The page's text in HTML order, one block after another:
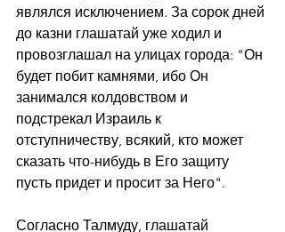
являлся исключением. За сорок дней
до казни глашатай уже ходил и
провозглашал на улицах города: "Он
будет побит камнями, ибо Он
занимался колдовством и
подстрекал Израиль к
отступничеству, всякий, кто может
сказать что-нибудь в Его защиту
пусть придет и просит за Него".
Согласно Талмуду, глашатай